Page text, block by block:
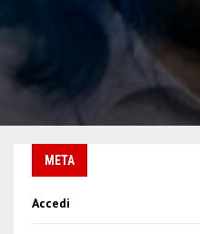
META
Accedi